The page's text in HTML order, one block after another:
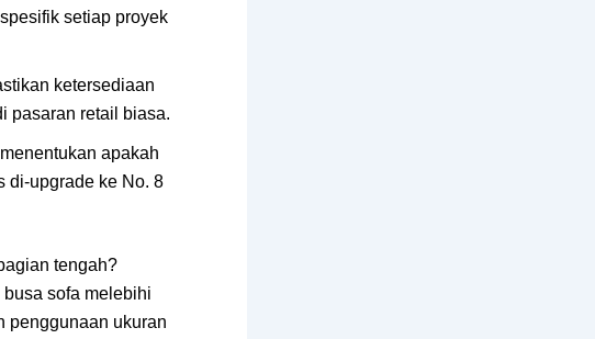
setiap proyek
ketersediaan
pasaran retail biasa.
apakah
di-upgrade ke No. 8
tengah?
sofa melebihi
penggunaan ukuran